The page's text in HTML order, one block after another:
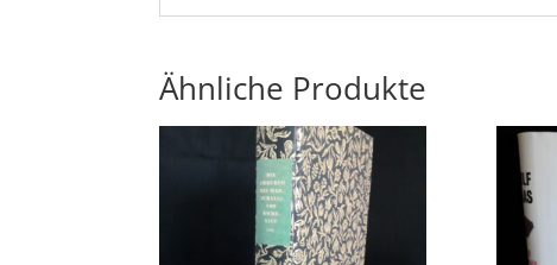
Ähnliche Produkte